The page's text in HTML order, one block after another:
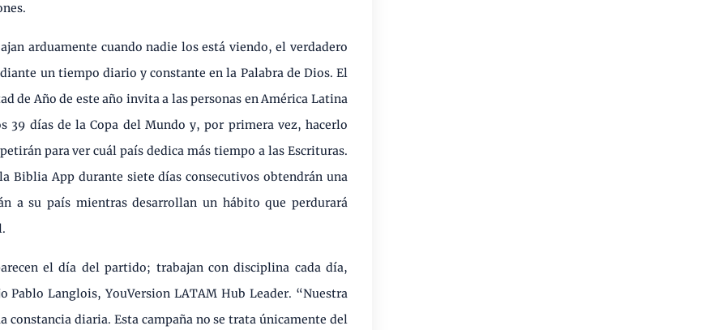
arduamente cuando nadie los está viendo, el verdadero
un tiempo diario y constante en la Palabra de Dios. El
de Año de este año invita a las personas en América Latina
39 días de la Copa del Mundo y, por primera vez, hacerlo
para ver cuál país dedica más tiempo a las Escrituras.
Biblia App durante siete días consecutivos obtendrán una
a su país mientras desarrollan un hábito que perdurará
el día del partido; trabajan con disciplina cada día,
Pablo Langlois, YouVersion LATAM Hub Leader. “Nuestra
constancia diaria. Esta campaña no se trata únicamente del